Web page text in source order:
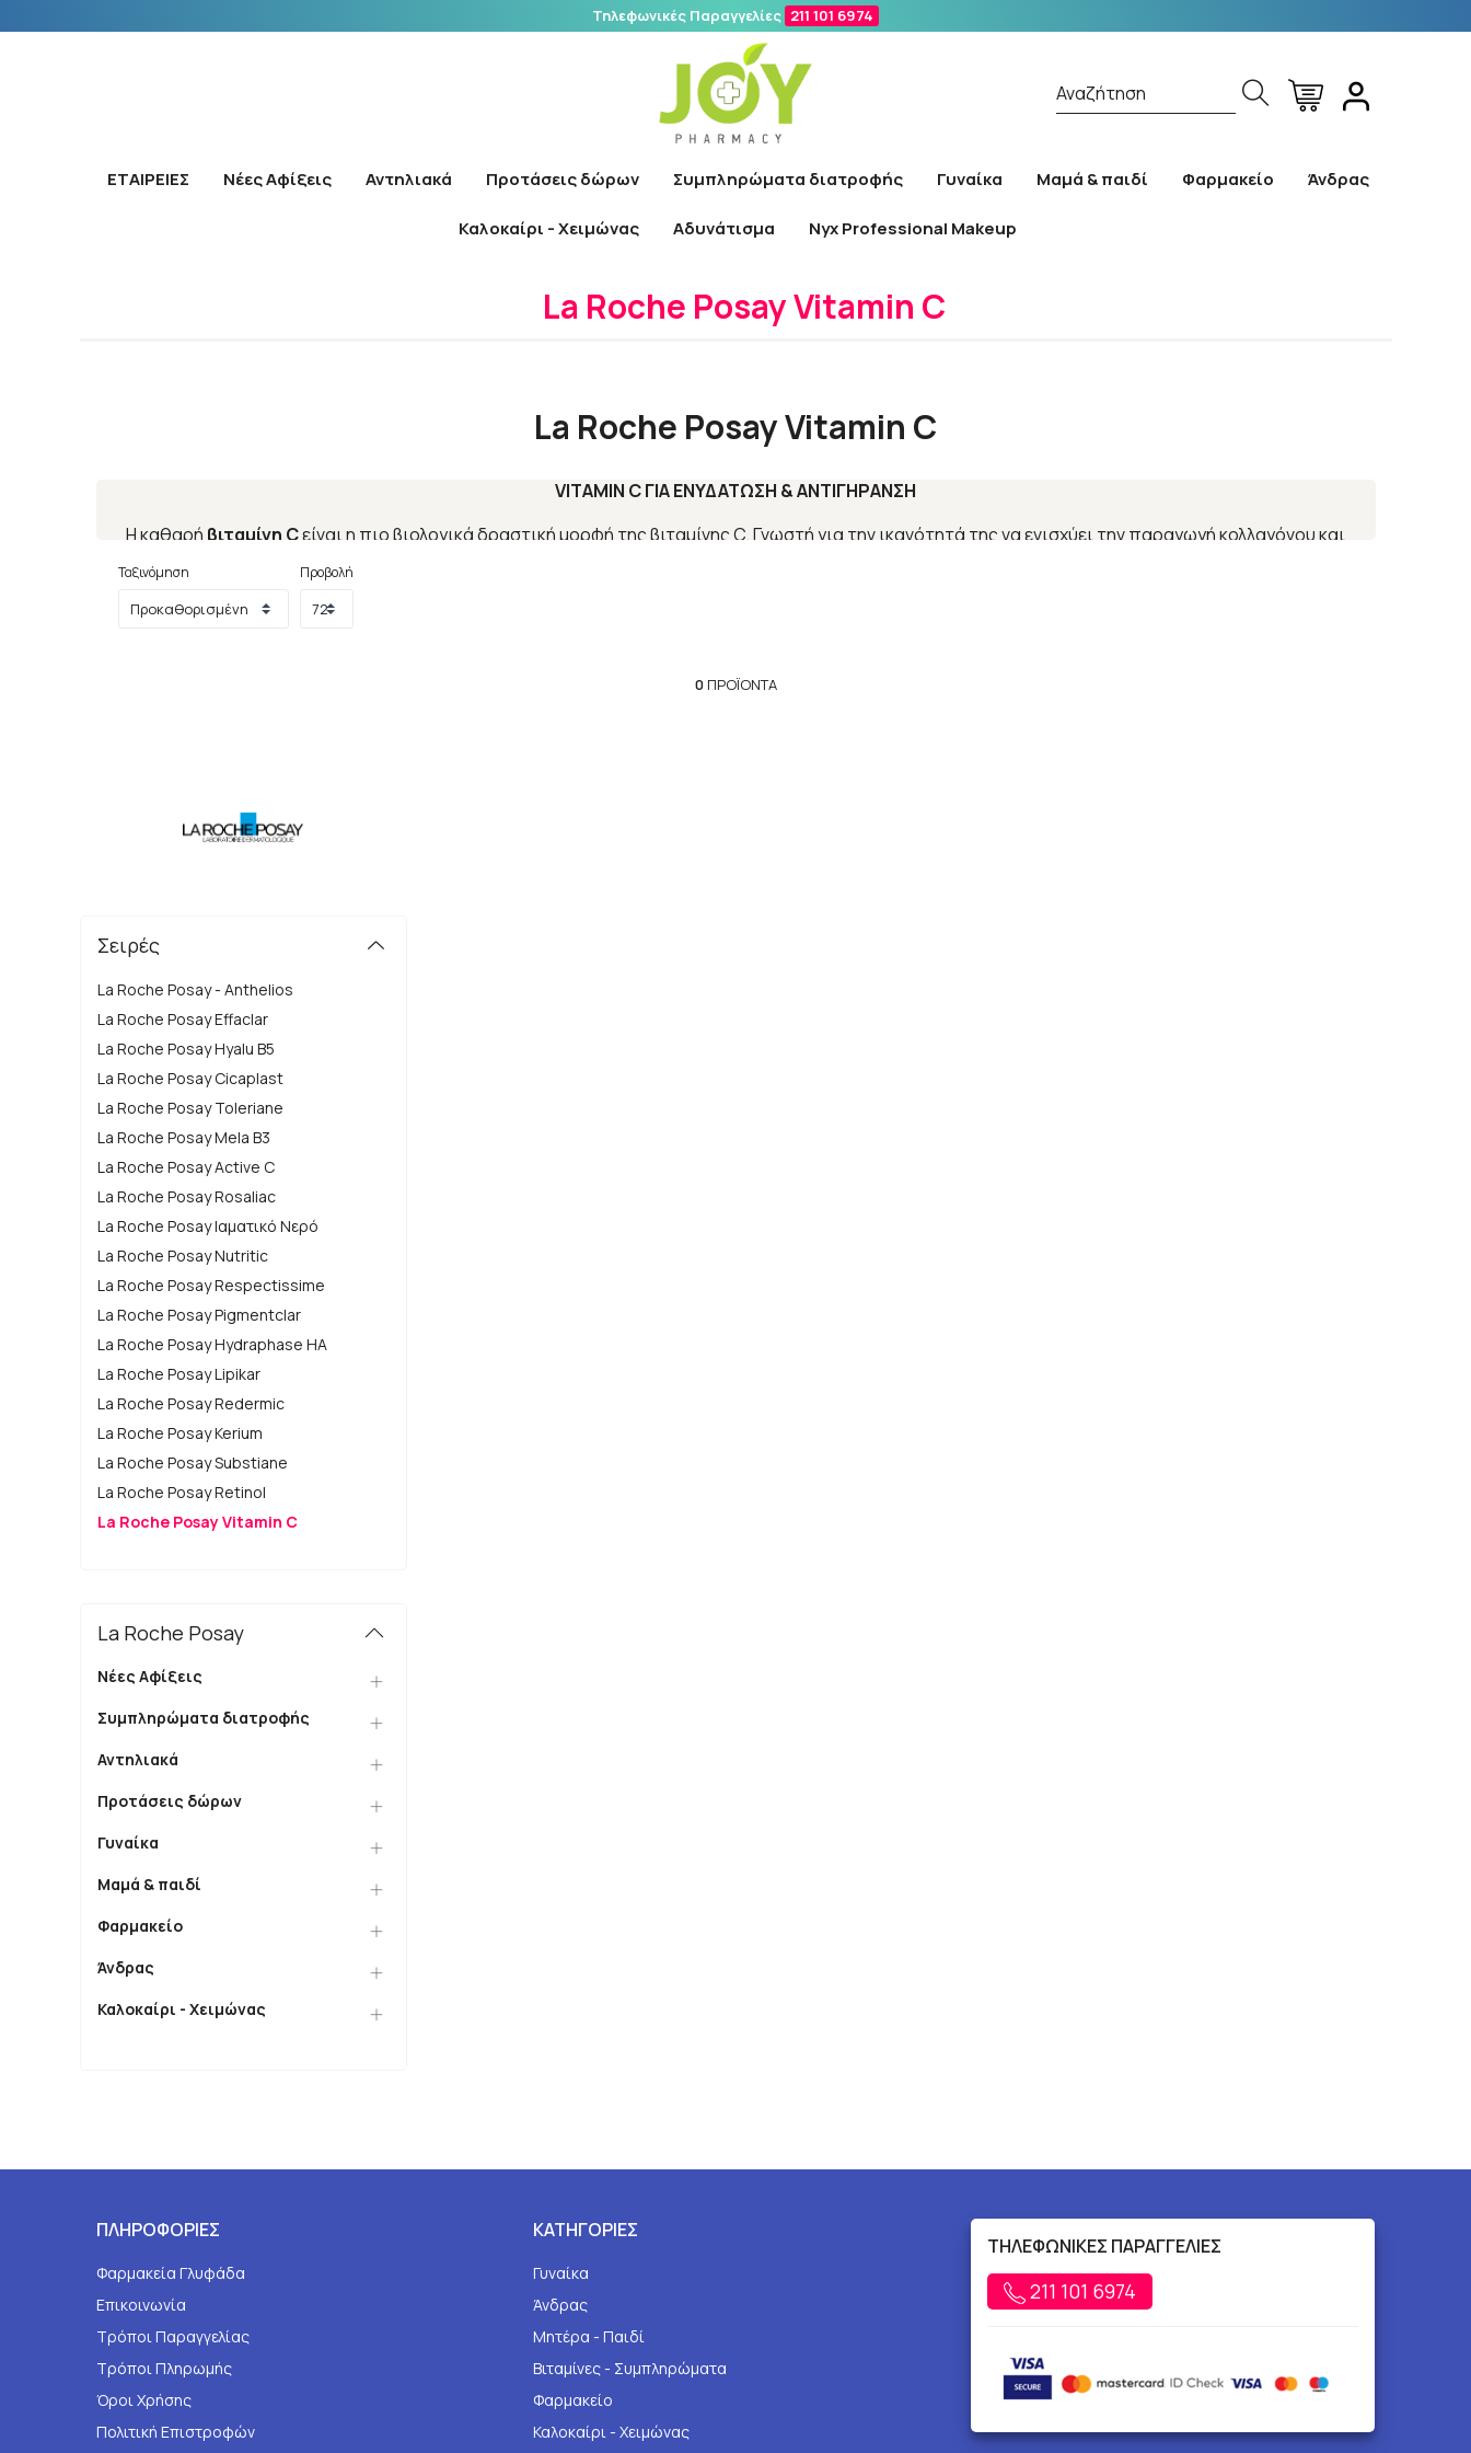
Τηλεφωνικές Παραγγελίες 211 101 6974
Αναζήτηση
ΕΤΑΙΡΕΙΕΣ Νέες Αφίξεις Αντηλιακά Προτάσεις δώρων Συμπληρώματα διατροφής Γυναίκα Μαμά & παιδί Φαρμακείο Άνδρας
Καλοκαίρι - Χειμώνας Αδυνάτισμα Nyx Professional Makeup
Αναζήτηση
Αρχική / Εταιρίες La Roche Posay La Roche Posay Vitamin C
La Roche Posay Vitamin C
La Roche Posay Vitamin C
VITAMIN C ΓΙΑ ΕΝΥΔΑΤΩΣΗ & ΑΝΤΙΓΗΡΑΝΣΗ
Η καθαρή βιταμίνη Cείναι η πιο βιολογικά δραστική μορφή της βιταμίνης C. Γνωστή για την ικανότητά της να ενισχύει την παραγωγή κολλαγόνου και
Ο ορός PURE VITAMIN C10 αποκαλύπτει όλη τη λάμψη του ευαίσθητου δέρματος. Προλαμβάνει και διορθώνει τα σημάδια γήρανσης, βελτιώνοντας την
ποιότητα και την υφή του δέρματος. Τα άλλα προϊόντα της σειράς δρουν συμπληρωματικά, για πιο λαμπερό και σφριγηλό δέρμα.
Το δέρμα ανακτά τη λάμψη του.
Μονοσακχαρίτης φυτικής προέλευσης.
Αυτό το κοινό σάκχαρο βρίσκεται στη διατροφή μας.
Διορθώνει άμεσα την ανομοιομορφία και την ερυθρότητα.
Άμεση ενυδατική δράση.
Αποκαθιστά το φυσικό σύστημα ενυδάτωσης του δέρματος
Ταξινόμηση Προβολή
0ΠΡΟΪΌΝΤΑ
Σειρές
La Roche Posay - Anthelios
La Roche Posay Effaclar
La Roche Posay Hyalu B5
La Roche Posay Cicaplast
La Roche Posay Toleriane
La Roche Posay Mela B3
La Roche Posay Active C
La Roche Posay Rosaliac
La Roche Posay Ιαματικό Νερό
La Roche Posay Nutritic
La Roche Posay Respectissime
La Roche Posay Pigmentclar
La Roche Posay Hydraphase HA
La Roche Posay Lipikar
La Roche Posay Redermic
La Roche Posay Kerium
La Roche Posay Substiane
La Roche Posay Retinol
La Roche Posay Vitamin C
La Roche Posay
Νέες Αφίξεις
Συμπληρώματα διατροφής
Αντηλιακά
Προτάσεις δώρων
Γυναίκα
Μαμά & παιδί
Φαρμακείο
Άνδρας
Καλοκαίρι - Χειμώνας
ΠΛΗΡΟΦΟΡΙΕΣ
Φαρμακεία Γλυφάδα
Επικοινωνία
Τρόποι Παραγγελίας
Τρόποι Πληρωμής
Όροι Χρήσης
Πολιτική Επιστροφών
ΚΑΤΗΓΟΡΙΕΣ
Γυναίκα
Άνδρας
Μητέρα - Παιδί
Βιταμίνες - Συμπληρώματα
Φαρμακείο
Καλοκαίρι - Χειμώνας
ΤΗΛΕΦΩΝΙΚΕΣ ΠΑΡΑΓΓΕΛΙΕΣ
211 101 6974